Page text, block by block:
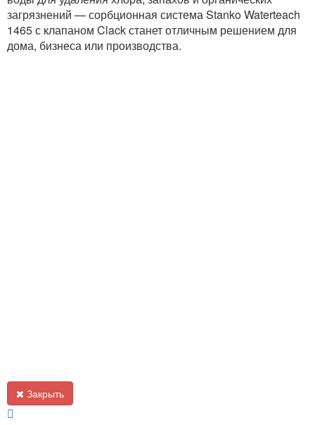
загрязнений — сорбционная система Stanko Waterteach
1465 с клапаном Clack станет отличным решением для
дома, бизнеса или производства.
Закрыть